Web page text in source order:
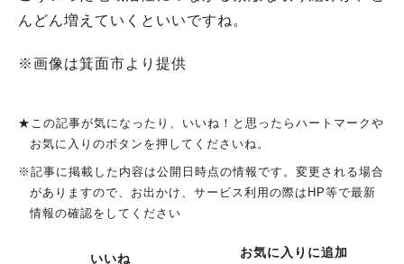
んどん増えていくといいですね。
※画像は箕面市より提供
★この記事が気になったり、いいね！と思ったらハートマークや
お気に入りのボタンを押してくださいね。
※記事に掲載した内容は公開日時点の情報です。変更される場合
がありますので、お出かけ、サービス利用の際はHP等で最新
情報の確認をしてください
いいね お気に入りに追加